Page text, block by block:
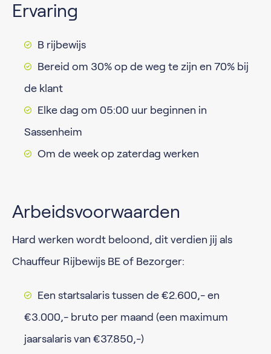
Ervaring
B rijbewijs
Bereid om 30% op de weg te zijn en 70% bij
de klant
Elke dag om 05:00 uur beginnen in
Sassenheim
Om de week op zaterdag werken
Arbeidsvoorwaarden
Hard werken wordt beloond, dit verdien jij als
Chauffeur Rijbewijs BE of Bezorger:
Een startsalaris tussen de €2.600,- en
€3.000,- bruto per maand (een maximum
jaarsalaris van €37.850,-)